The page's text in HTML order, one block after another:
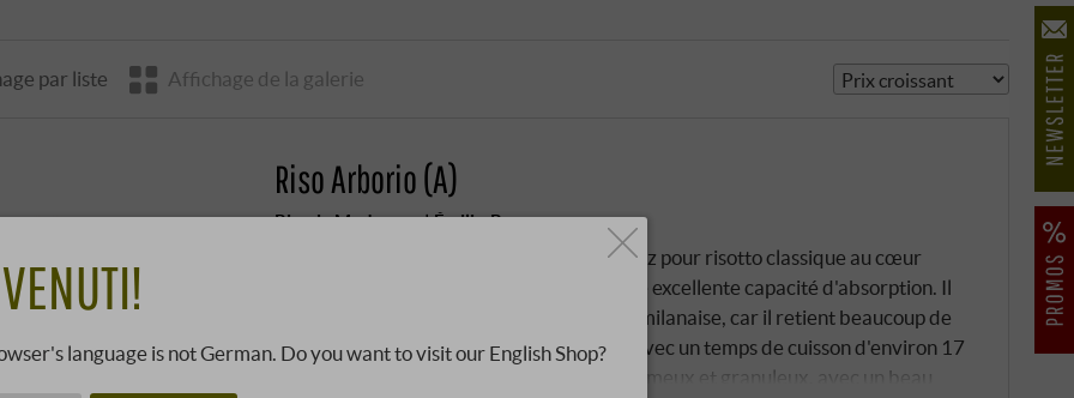
par liste Affichage de la galerie
Riso Arborio (A)
Riseria Modenese | Émilie-Romagne
Le Riso Arborio d'Émilie-Romagne est un riz pour risotto classique au cœur
farineux, qui tient bien sous la dent et a une excellente capacité d'absorption. Il
constitue un choix idéal pour le risotto à la milanaise, car il retient beaucoup de
liquide tout en restant léger et structuré. Avec un temps de cuisson d'environ 17
minutes, on obtient des risottos à la fois crémeux et granuleux, avec un beau
language is not German. Do you want to visit our English Shop?